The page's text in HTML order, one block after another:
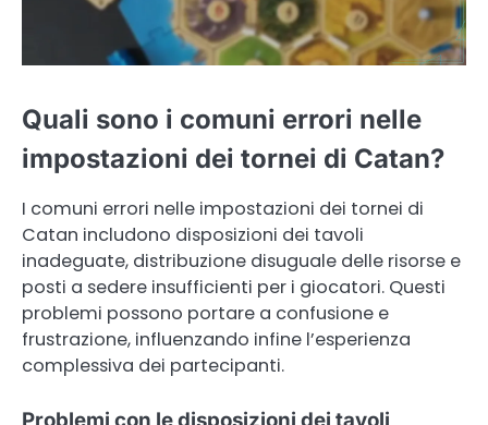
Quali sono i comuni errori nelle
impostazioni dei tornei di Catan?
I comuni errori nelle impostazioni dei tornei di
Catan includono disposizioni dei tavoli
inadeguate, distribuzione disuguale delle risorse e
posti a sedere insufficienti per i giocatori. Questi
problemi possono portare a confusione e
frustrazione, influenzando infine l’esperienza
complessiva dei partecipanti.
Problemi con le disposizioni dei tavoli